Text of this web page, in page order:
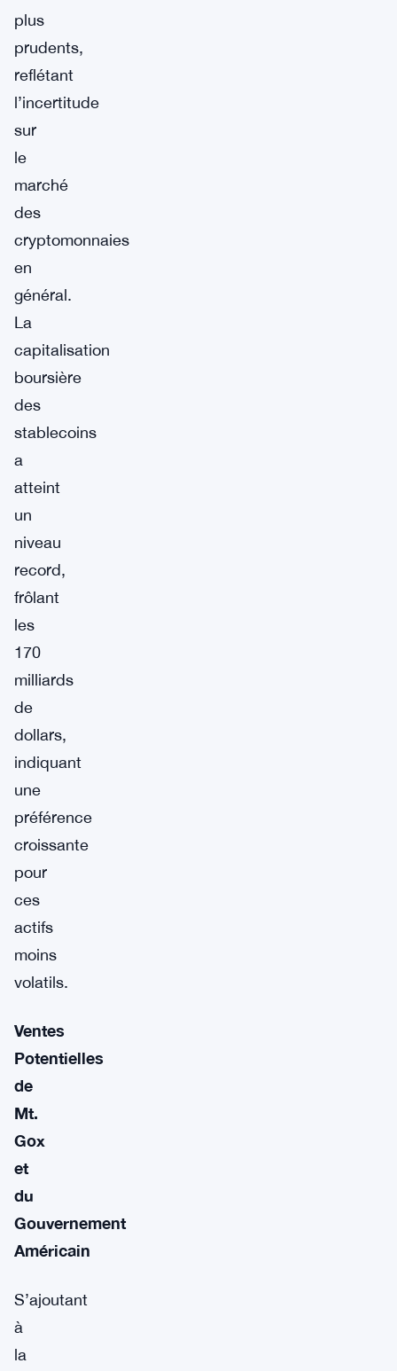
plus
prudents,
reflétant
l’incertitude
sur
le
marché
des
cryptomonnaies
en
général.
La
capitalisation
boursière
des
stablecoins
a
atteint
un
niveau
record,
frôlant
les
170
milliards
de
dollars,
indiquant
une
préférence
croissante
pour
ces
actifs
moins
volatils.
Ventes
Potentielles
de
Mt.
Gox
et
du
Gouvernement
Américain
S’ajoutant
à
la